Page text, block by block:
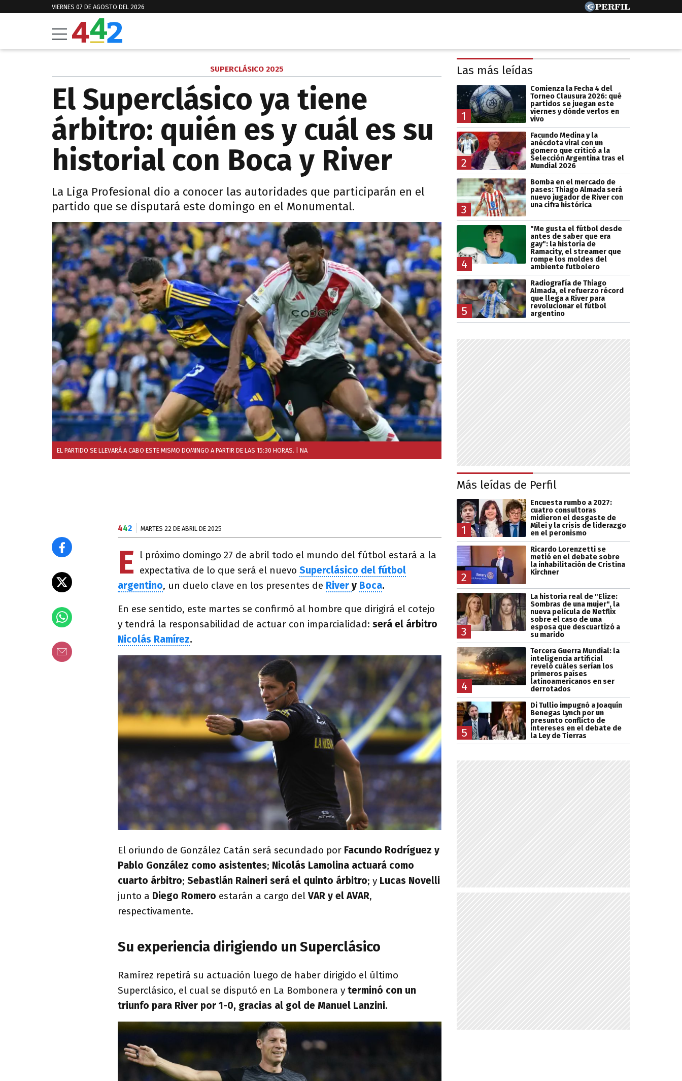
VIERNES 07 DE AGOSTO DEL 2026
SUPERCLÁSICO 2025
El Superclásico ya tiene
árbitro: quién es y cuál es su
historial con Boca y River
La Liga Profesional dio a conocer las autoridades que participarán en el
partido que se disputará este domingo en el Monumental.
EL PARTIDO SE LLEVARÁ A CABO ESTE MISMO DOMINGO A PARTIR DE LAS 15:30 HORAS. | NA
442 MARTES 22 DE ABRIL DE 2025
E
l próximo domingo 27 de abril todo el mundo del fútbol estará a la
expectativa de lo que será el nuevo Superclásico del fútbol
argentino, un duelo clave en los presentes de River y Boca.
En ese sentido, este martes se confirmó al hombre que dirigirá el cotejo
y tendrá la responsabilidad de actuar con imparcialidad: será el árbitro
Nicolás Ramírez.
El oriundo de González Catán será secundado por Facundo Rodríguez y
Pablo González como asistentes; Nicolás Lamolina actuará como
cuarto árbitro; Sebastián Raineri será el quinto árbitro; y Lucas Novelli
junto a Diego Romero estarán a cargo delVAR y el AVAR,
respectivamente.
Su experiencia dirigiendo un Superclásico
Ramírez repetirá su actuación luego de haber dirigido el último
Superclásico, el cual se disputó en La Bombonera y terminó con un
triunfo para River por 1-0, gracias al gol de Manuel Lanzini.
Las más leídas
1
Comienza la Fecha 4 del
Torneo Clausura 2026: qué
partidos se juegan este
viernes y dónde verlos en
vivo
2
Facundo Medina y la
anécdota viral con un
gomero que criticó a la
Selección Argentina tras el
Mundial 2026
3
Bomba en el mercado de
pases: Thiago Almada será
nuevo jugador de River con
una cifra histórica
4
"Me gusta el fútbol desde
antes de saber que era
gay": la historia de
Ramacity, el streamer que
rompe los moldes del
ambiente futbolero
5
Radiografía de Thiago
Almada, el refuerzo récord
que llega a River para
revolucionar el fútbol
argentino
Más leídas de Perfil
1
Encuesta rumbo a 2027:
cuatro consultoras
midieron el desgaste de
Milei y la crisis de liderazgo
en el peronismo
2
Ricardo Lorenzetti se
metió en el debate sobre
la inhabilitación de Cristina
Kirchner
3
La historia real de "Elize:
Sombras de una mujer", la
nueva película de Netflix
sobre el caso de una
esposa que descuartizó a
su marido
4
Tercera Guerra Mundial: la
inteligencia artificial
reveló cuáles serían los
primeros países
latinoamericanos en ser
derrotados
5
Di Tullio impugnó a Joaquín
Benegas Lynch por un
presunto conflicto de
intereses en el debate de
la Ley de Tierras